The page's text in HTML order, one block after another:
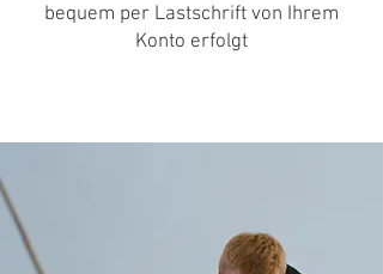
bequem per Lastschrift von Ihrem
Konto erfolgt